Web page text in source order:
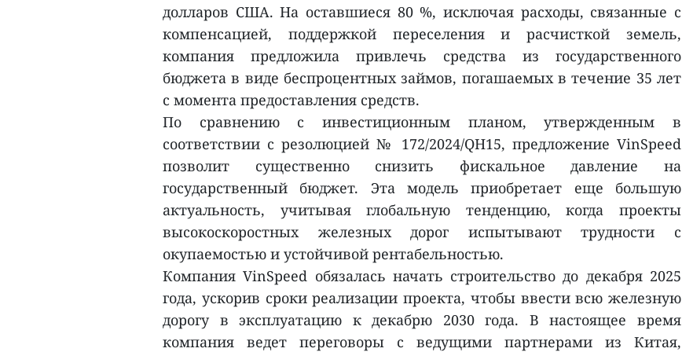
долларов США. На оставшиеся 80 %, исключая расходы, связанные с
компенсацией, поддержкой переселения и расчисткой земель,
компания предложила привлечь средства из государственного
бюджета в виде беспроцентных займов, погашаемых в течение 35 лет
с момента предоставления средств.
По сравнению с инвестиционным планом, утвержденным в
соответствии с резолюцией № 172/2024/QH15, предложение VinSpeed
позволит существенно снизить фискальное давление на
государственный бюджет. Эта модель приобретает еще большую
актуальность, учитывая глобальную тенденцию, когда проекты
высокоскоростных железных дорог испытывают трудности с
окупаемостью и устойчивой рентабельностью.
Компания VinSpeed обязалась начать строительство до декабря 2025
года, ускорив сроки реализации проекта, чтобы ввести всю железную
дорогу в эксплуатацию к декабрю 2030 года. В настоящее время
компания ведет переговоры с ведущими партнерами из Китая,